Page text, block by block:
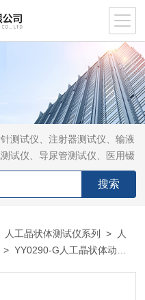
测试仪、注射器测试仪、输液
试仪、导尿管测试仪、医用镊
测试仪、留置针测试仪
人工晶状体测试仪系列 >
人
> YY0290-G人工晶状体动态